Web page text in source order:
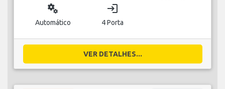
miscellaneous_services
Automático
login
4 Porta
VER DETALHES...